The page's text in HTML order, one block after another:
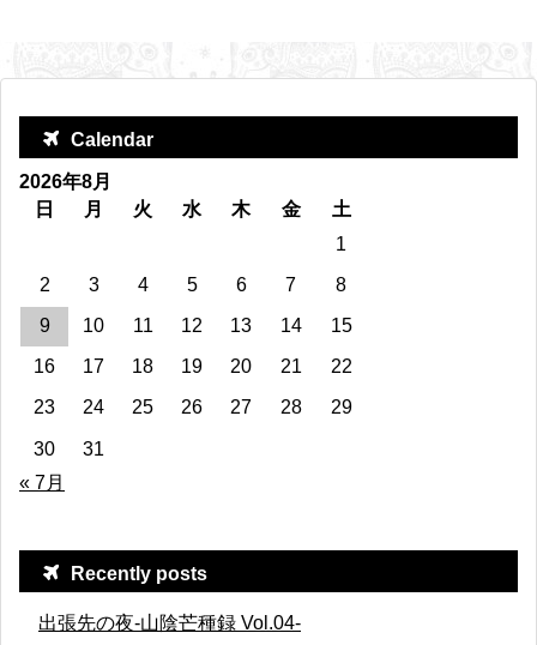
Calendar
2026年8月
日
月 火 水 木 金
土
1
2
3 4 5 6 7
8
9
10 11 12 13 14
15
16
17 18 19 20 21
22
23
24 25 26 27 28 29
30
31
« 7月
Recently posts
出張先の夜-山陰芒種録 Vol.04-